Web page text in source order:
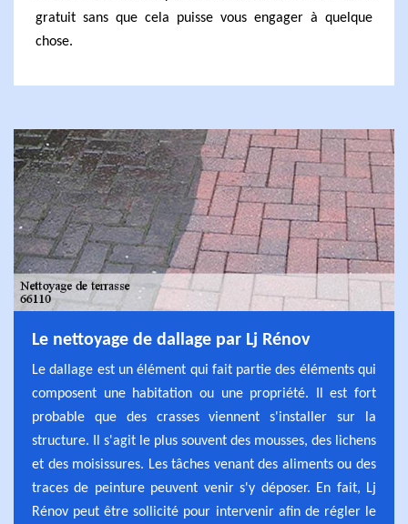
gratuit sans que cela puisse vous engager à quelque
chose.
Le nettoyage de dallage par Lj Rénov
Le dallage est un élément qui fait partie des éléments qui
composent une habitation ou une propriété. Il est fort
probable que des crasses viennent s'installer sur la
structure. Il s'agit le plus souvent des mousses, des lichens
et des moisissures. Les tâches venant des aliments ou des
traces de peinture peuvent venir s'y déposer. En fait, Lj
Rénov peut être sollicité pour intervenir afin de régler le